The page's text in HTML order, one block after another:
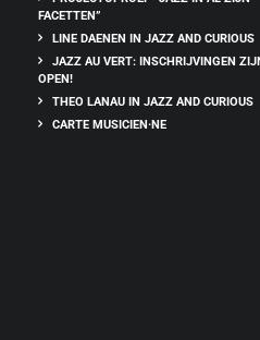
FACETTEN”
LINE DAENEN IN JAZZ AND CURIOUS
JAZZ AU VERT: INSCHRIJVINGEN
OPEN!
THEO LANAU IN JAZZ AND CURIOUS
CARTE MUSICIEN·NE